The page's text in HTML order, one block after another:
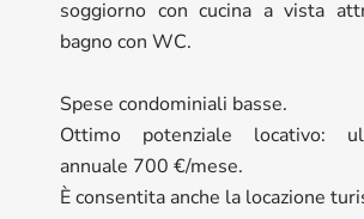
soggiorno con cucina a vista
bagno con WC.
Spese condominiali basse.
Ottimo potenziale locativo:
annuale 700 €/mese.
È consentita anche la locazione